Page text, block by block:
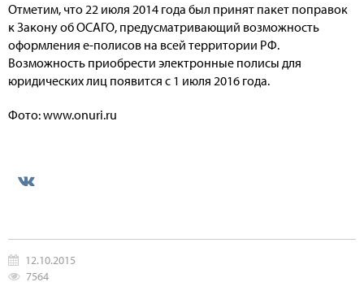
Отметим, что 22 июля 2014 года был принят пакет поправок
к Закону об ОСАГО, предусматривающий возможность
оформления е-полисов на всей территории РФ.
Возможность приобрести электронные полисы для
юридических лиц появится с 1 июля 2016 года.
Фото: www.onuri.ru
12.10.2015
7564